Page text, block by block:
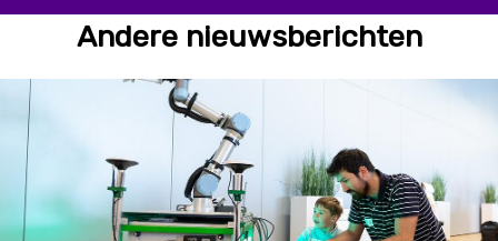
Andere nieuwsberichten